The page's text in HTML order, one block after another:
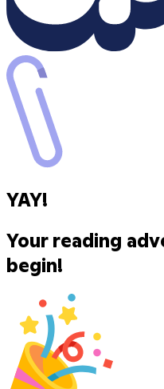
YAY!
Your reading
begin!